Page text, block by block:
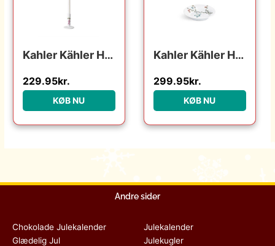
Kahler Kähler Hammershøi Christmas lysestage – h 12 cm : Erling Christensen Møbler : Erling Christensen Møbler
229.95kr.
KØB NU
Kahler Kähler Hammershøi Christmas – Dyb Tallerken – Ø21 cm. : Erling Christensen Møbler : Erling Christensen Møbler
299.95kr.
KØB NU
Andre sider
Chokolade Julekalender
Glædelig Jul
Julekalender
Julekugler